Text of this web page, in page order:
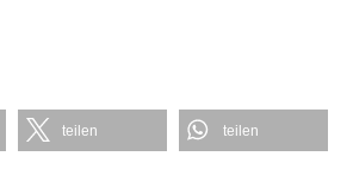
teilen teilen